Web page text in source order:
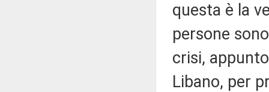
questa è la
persone
crisi,
Libano, per